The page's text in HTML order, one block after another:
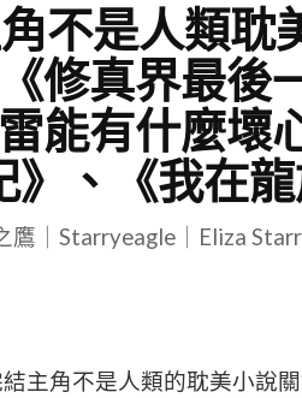
不是人類耽
修真界最後
能有什麼壞
》、《我在龍
鷹｜Starryeagle｜Eliza
主角不是人類的耽美小說